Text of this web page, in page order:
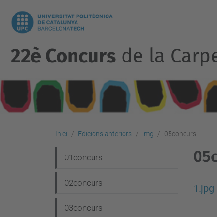
22è Concursde la
Inici Edicions anteriors img 05concurs
1.jpg
a
v
01concurs
02concurs
03concurs